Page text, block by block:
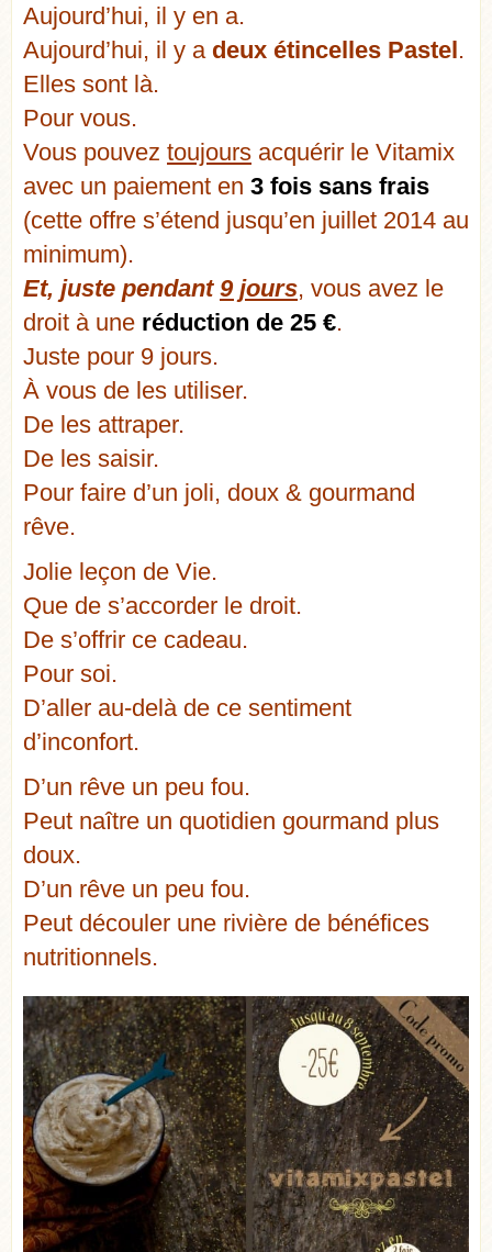
Aujourd’hui, il y en a.
Aujourd’hui, il y a deux étincelles Pastel.
Elles sont là.
Pour vous.
Vous pouvez toujours acquérir le Vitamix
avec un paiement en 3 fois sans frais
(cette offre s’étend jusqu’en juillet 2014 au
minimum).
Et, juste pendant 9 jours, vous avez le
droit à une réduction de 25 €.
Juste pour 9 jours.
À vous de les utiliser.
De les attraper.
De les saisir.
Pour faire d’un joli, doux & gourmand
rêve.
Jolie leçon de Vie.
Que de s’accorder le droit.
De s’offrir ce cadeau.
Pour soi.
D’aller au-delà de ce sentiment
d’inconfort.
D’un rêve un peu fou.
Peut naître un quotidien gourmand plus
doux.
D’un rêve un peu fou.
Peut découler une rivière de bénéfices
nutritionnels.